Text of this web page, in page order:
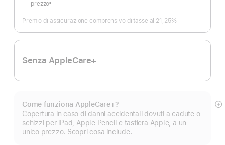
prezzo
Nota
±
Premio di assicurazione comprensivo di tasse al 21,25%
Senza AppleCare+
Come funziona AppleCare+?
Copertura in caso di danni accidentali dovuti a cadute o
schizzi per iPad, Apple Pencil e tastiera Apple, a un
unico prezzo. Scopri cosa include.